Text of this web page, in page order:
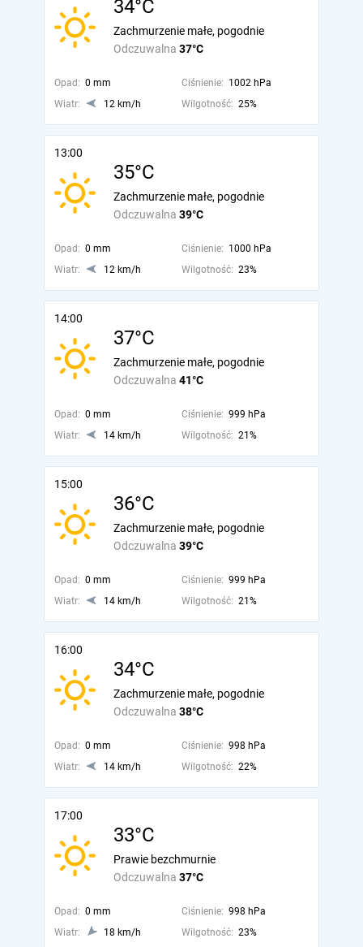
34°C
Odczuwalna 37°C
Zachmurzenie małe, pogodnie
Opad: 0 mm Ciśnienie: 1002 hPa
Wiatr:
12 km/h Wilgotność: 25%
13:00
35°C
Odczuwalna 39°C
Zachmurzenie małe, pogodnie
Opad: 0 mm Ciśnienie: 1000 hPa
Wiatr:
12 km/h Wilgotność: 23%
14:00
37°C
Odczuwalna 41°C
Zachmurzenie małe, pogodnie
Opad: 0 mm Ciśnienie: 999 hPa
Wiatr:
14 km/h Wilgotność: 21%
15:00
36°C
Odczuwalna 39°C
Zachmurzenie małe, pogodnie
Opad: 0 mm Ciśnienie: 999 hPa
Wiatr:
14 km/h Wilgotność: 21%
16:00
34°C
Odczuwalna 38°C
Zachmurzenie małe, pogodnie
Opad: 0 mm Ciśnienie: 998 hPa
Wiatr:
14 km/h Wilgotność: 22%
17:00
33°C
Odczuwalna 37°C
Prawie bezchmurnie
Opad: 0 mm Ciśnienie: 998 hPa
Wiatr:
18 km/h Wilgotność: 23%